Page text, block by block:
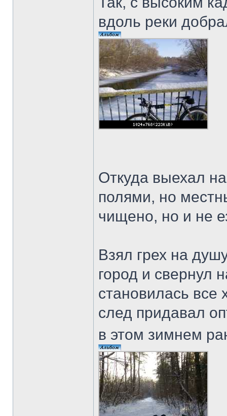
вдоль реки
Откуда выехал
полями, но
чищено, но и не
Взял грех на
город и свернул
становилась все
след придавал
в этом зимнем